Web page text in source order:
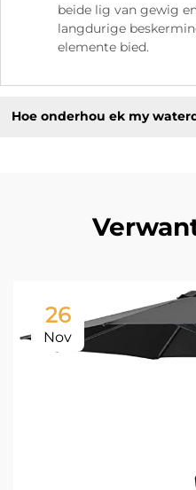
beide lig van gewig
langdurige
elemente bied.
Hoe onderhou ek my
26
Nov